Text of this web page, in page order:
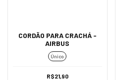
CORDÃO PARA CRACHÁ -
AIRBUS
Único
R$21,90